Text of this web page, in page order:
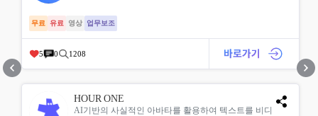
무료 유료 영상 업무보조
5 0 1208
HOUR ONE
AI기반의 사실적인 아바타를 활용하여 텍스트를 비디